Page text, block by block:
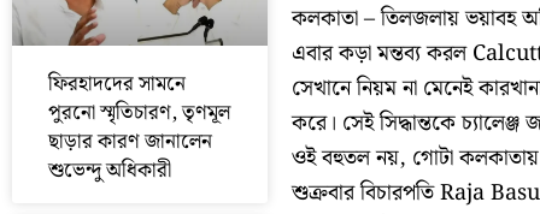
ফিরহাদদের সামনে
পুরনো স্মৃতিচারণ, তৃণমূল
ছাড়ার কারণ জানালেন
শুভেন্দু অধিকারী
কলকাতা – তিলজলায় ভয়াবহ
এবার কড়া মন্তব্য করল
সেখানে নিয়ম না মেনেই
করে। সেই সিদ্ধান্তকে
ওই বহুতল নয়, গোটা কলকাতায়
শুক্রবার বিচারপতি Raja